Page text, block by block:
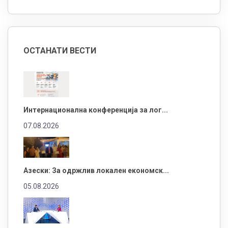
ОСТАНАТИ ВЕСТИ
Интернационална конференција за лог...
07.08.2026
Азески: За одржлив локален економск...
05.08.2026